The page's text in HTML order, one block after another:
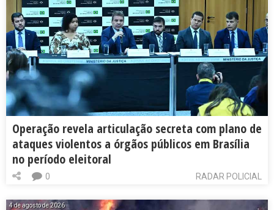
Operação revela articulação secreta com plano de
ataques violentos a órgãos públicos em Brasília
no período eleitoral
RADAR POLICIAL
0
4 de agosto de 2026